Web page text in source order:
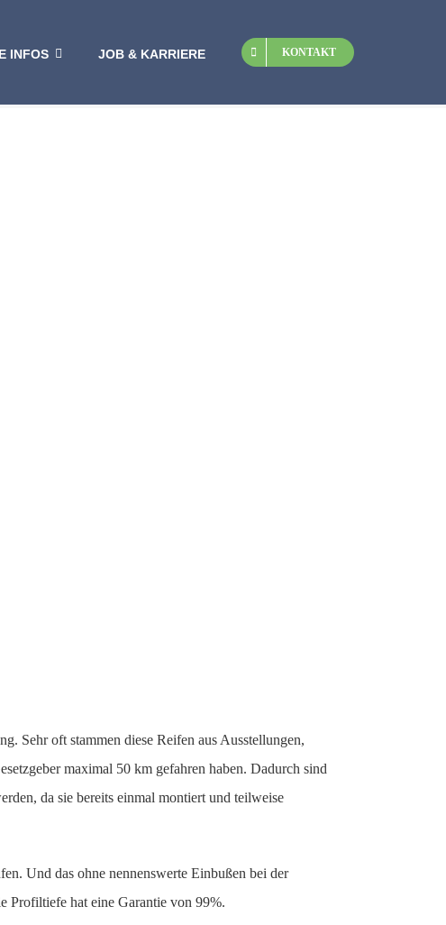
INFOS JOB & KARRIERE KONTAKT
Sehr oft stammen diese Reifen aus Ausstellungen,
maximal 50 km gefahren haben. Dadurch sind
da sie bereits einmal montiert und teilweise
Und das ohne nennenswerte Einbußen bei der
Profiltiefe hat eine Garantie von 99%.